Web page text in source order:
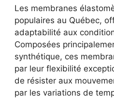
Les membranes
populaires au Québec,
adaptabilité aux
Composées
synthétique, ces
par leur flexibilité
de résister aux
par les variations de